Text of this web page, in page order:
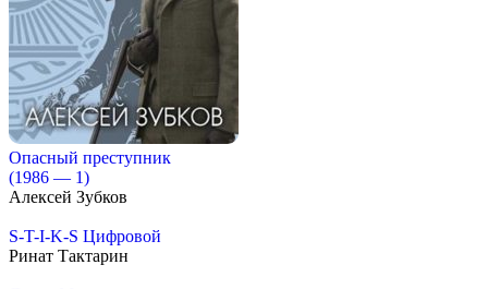
Опасный преступник
(1986 — 1)
Алексей Зубков
S-T-I-K-S Цифровой
Ринат Тактарин